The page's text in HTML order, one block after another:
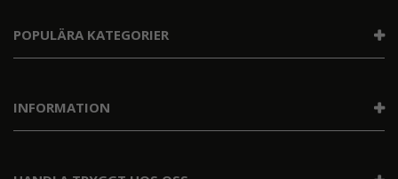
POPULÄRA KATEGORIER
INFORMATION